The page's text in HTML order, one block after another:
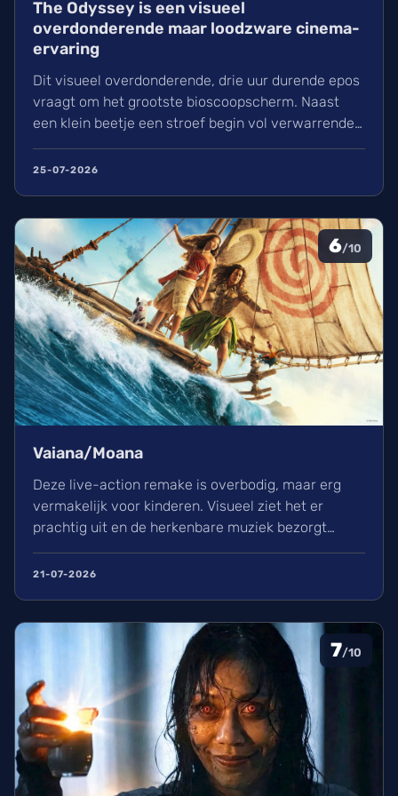
The Odyssey is een visueel
overdonderende maar loodzware cinema-
ervaring
Dit visueel overdonderende, drie uur durende epos
vraagt om het grootste bioscoopscherm. Naast
een klein beetje een stroef begin vol verwarrende
flashbacks en wisselend acteerwerk, evolueert de
film in een indrukwekkend epos vol praktische
25-07-2026
6/10
Vaiana/Moana
Deze live-action remake is overbodig, maar erg
vermakelijk voor kinderen. Visueel ziet het er
prachtig uit en de herkenbare muziek bezorgt
kippenvel. Hoewel de lore complex is, zorgt het
avontuur voor een heerlijke ervaring in de
21-07-2026
7/10